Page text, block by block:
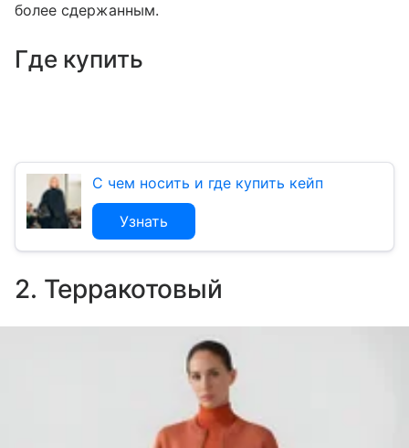
более сдержанным.
Где купить
С чем носить и где купить кейп
Узнать
2. Терракотовый